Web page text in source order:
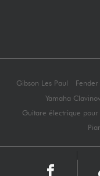
Gibson Les Paul Fender
Yamaha
Guitare électrique pour